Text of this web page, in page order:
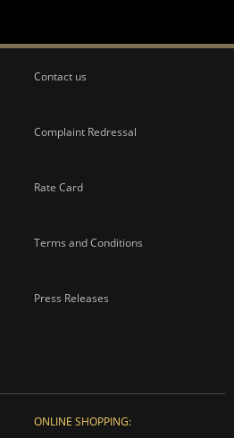
Contact us
Complaint Redressal
Rate Card
Terms and Conditions
Press Releases
ONLINE SHOPPING: